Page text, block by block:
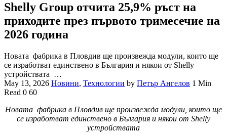
Shelly Group отчита 25,9% ръст на
приходите през първото тримесечие на
2026 година
Новата фабрика в Пловдив ще произвежда модули, които ще
се изработват единствено в България и някои от Shelly
устройствата …
May 13, 2026 Новини, Технологии by Петър Ангелов 1 Min
Read 0 60
Новата фабрика в Пловдив ще произвежда модули, които ще
се изработват единствено в България и някои от Shelly
устройствата